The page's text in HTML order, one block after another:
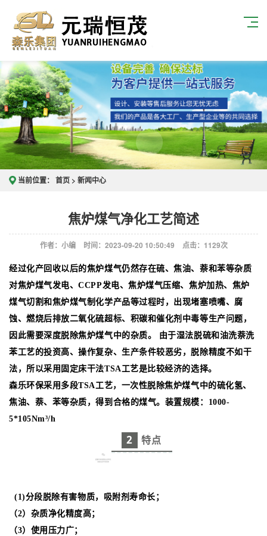
当前位置： 首页 > 新闻中心
焦炉煤气净化工艺简述
作者：小编 时间：2023-09-20 10:50:49 点击： 1129次
经过化产回收以后的焦炉煤气仍然存在硫、焦油、萘和苯等杂质
对焦炉煤气发电、CCPP发电、焦炉煤气压缩、焦炉加热、焦炉
煤气切割和焦炉煤气制化学产品等过程时，出现堵塞喷嘴、腐
蚀、燃烧后排放二氧化硫超标、积碳和催化剂中毒等生产问题，
因此需要深度脱除焦炉煤气中的杂质。 由于湿法脱硫和油洗萘洗
苯工艺的投资高、操作复杂、生产条件较恶劣，脱除精度不如干
法，所以采用固定床干法TSA工艺是比较经济的选择。
森乐环保采用多段TSA工艺，一次性脱除焦炉煤气中的硫化氢、
焦油、萘、苯等杂质，得到合格的煤气。 装置规模： 1000-
5*105Nm³/h
2 特点
(1)分段脱除有害物质，吸附剂寿命长；
（2）杂质净化精度高；
（3）使用压力广；